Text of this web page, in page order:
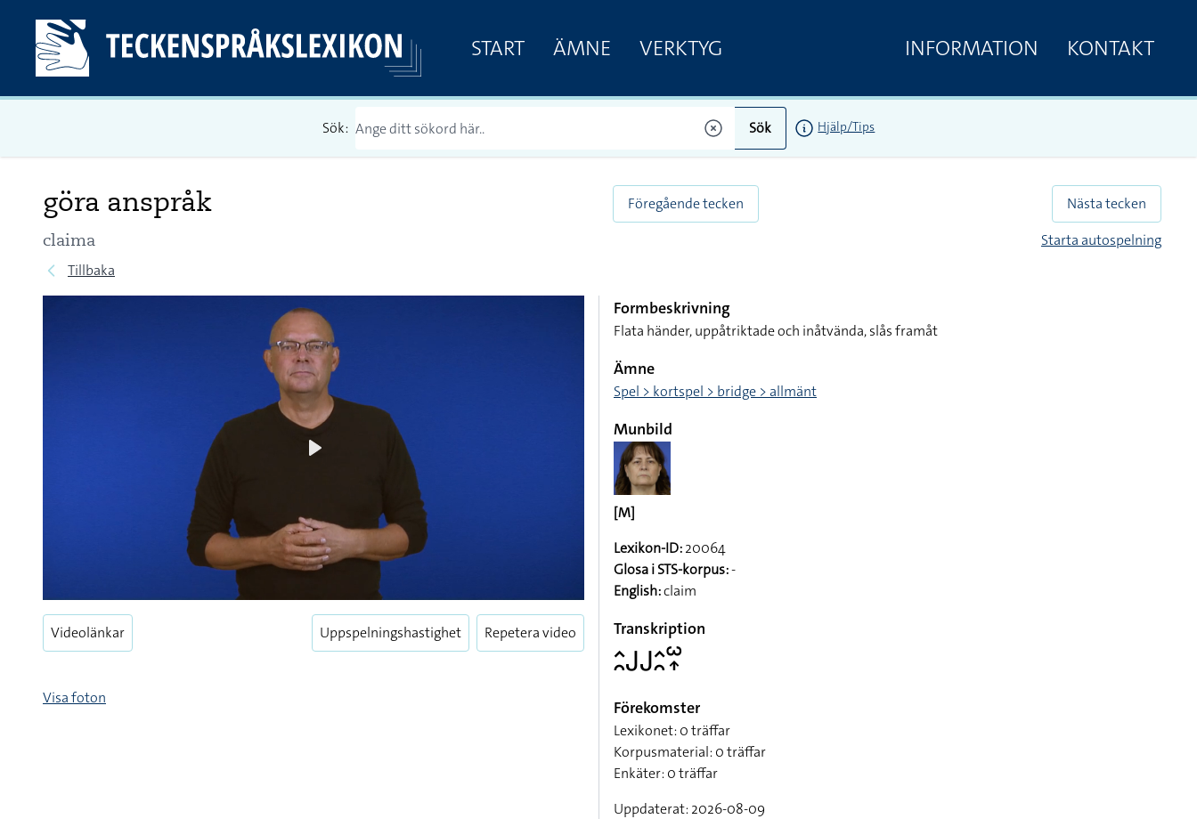
START ÄMNE VERKTYG INFORMATION KONTAKT
Sök: Sök Hjälp/Tips
göra anspråk
claima
Tillbaka
Föregående tecken
Nästa tecken
Starta autospelning
Videolänkar Uppspelningshastighet Repetera video
Visa foton
Formbeskrivning
Flata händer, uppåtriktade och inåtvända, slås framåt
Ämne
Spel > kortspel > bridge > allmänt
Munbild
[M]
Lexikon-ID:20064
Glosa i STS-korpus:-
English:claim
Transkription
􌤵􌥘􌤢􌤢􌤵􌥘􌥱􌥾
Förekomster
Lexikonet: 0 träffar
Korpusmaterial: 0 träffar
Enkäter: 0 träffar
Uppdaterat: 2026-08-09